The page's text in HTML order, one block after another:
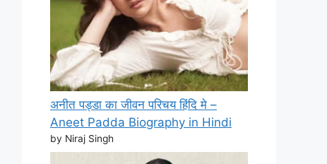
अनीत पड्डा का जीवन परिचय हिंदि मे –
Aneet Padda Biography in Hindi
by Niraj Singh